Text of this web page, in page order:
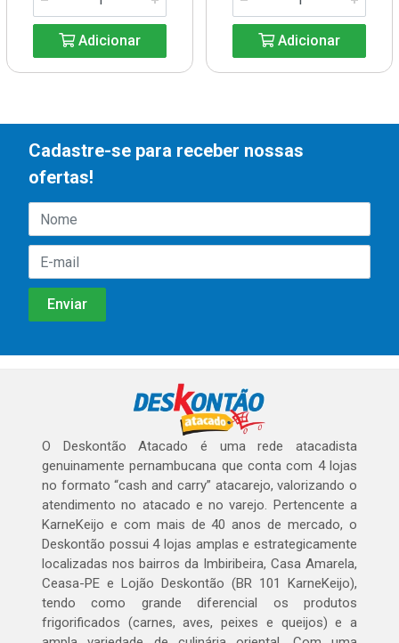
Adicionar Adicionar
Cadastre-se para receber nossas
ofertas!
O Deskontão Atacado é uma rede atacadista
genuinamente pernambucana que conta com 4 lojas
no formato “cash and carry” atacarejo, valorizando o
atendimento no atacado e no varejo. Pertencente a
KarneKeijo e com mais de 40 anos de mercado, o
Deskontão possui 4 lojas amplas e estrategicamente
localizadas nos bairros da Imbiribeira, Casa Amarela,
Ceasa-PE e Lojão Deskontão (BR 101 KarneKeijo),
tendo como grande diferencial os produtos
frigorificados (carnes, aves, peixes e queijos) e a